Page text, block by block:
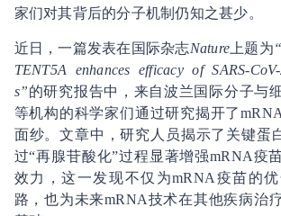
家们对其背后的分子机制仍知之甚少。
近日，一篇发表在国际杂志Nature 上题为
TENT5A enhances efficacy of SARS-
s”的研究报告中，来自波兰国际分子与
等机构的科学家们通过研究揭开了
面纱。文章中，研究人员揭示了关键蛋
过“再腺苷酸化”过程显著增强mRNA疫
效力，这一发现不仅为mRNA疫苗的
路，也为未来mRNA技术在其他疾病治